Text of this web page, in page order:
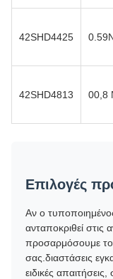
42SHD4425
42SHD4813 00,8
Επιλογές
Αν ο
ανταποκριθεί
προσαρμόσουμε
σας.διαστάσεις
ειδικές